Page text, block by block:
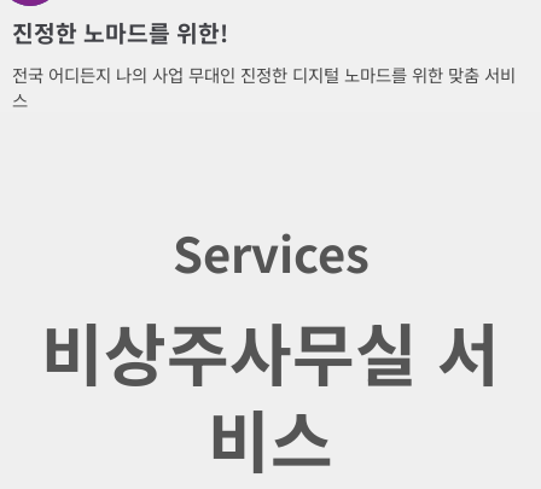
진정한 노마드를 위한!
전국 어디든지 나의 사업 무대인 진정한 디지털 노마드를 위한 맞춤 서비
스
Services
비상주사무실 서
비스